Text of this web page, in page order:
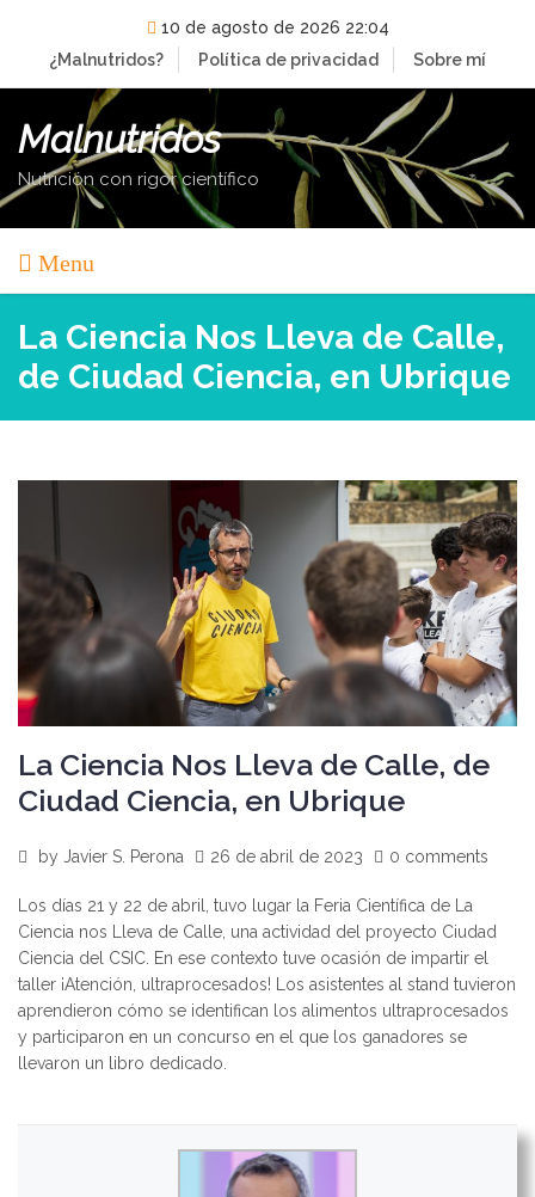
content
10 de agosto de 2026 22:04
¿Malnutridos?
Política de privacidad Sobre mí
Malnutridos
Nutrición con rigor científico
Menu
La Ciencia Nos Lleva de Calle,
de Ciudad Ciencia, en Ubrique
La Ciencia Nos Lleva de Calle, de
Ciudad Ciencia, en Ubrique
by Javier S. Perona 26 de abril de 2023 0 comments
Los días 21 y 22 de abril, tuvo lugar la Feria Científica de La
Ciencia nos Lleva de Calle, una actividad del proyecto Ciudad
Ciencia del CSIC. En ese contexto tuve ocasión de impartir el
taller ¡Atención, ultraprocesados! Los asistentes al stand tuvieron
aprendieron cómo se identifican los alimentos ultraprocesados
y participaron en un concurso en el que los ganadores se
llevaron un libro dedicado.